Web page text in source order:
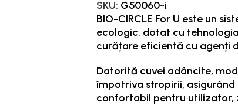
SKU: G50060-i
BIO-CIRCLE For U este un
ecologic, dotat cu
curățare eficientă cu agenți
Datorită cuvei adâncite,
împotriva stropirii, asigurând
confortabil pentru utilizator,